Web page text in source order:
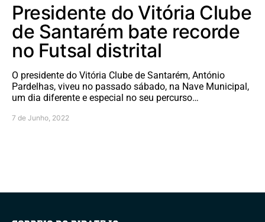
Presidente do Vitória Clube
de Santarém bate recorde
no Futsal distrital
O presidente do Vitória Clube de Santarém, António
Pardelhas, viveu no passado sábado, na Nave Municipal,
um dia diferente e especial no seu percurso…
7 de Junho, 2022